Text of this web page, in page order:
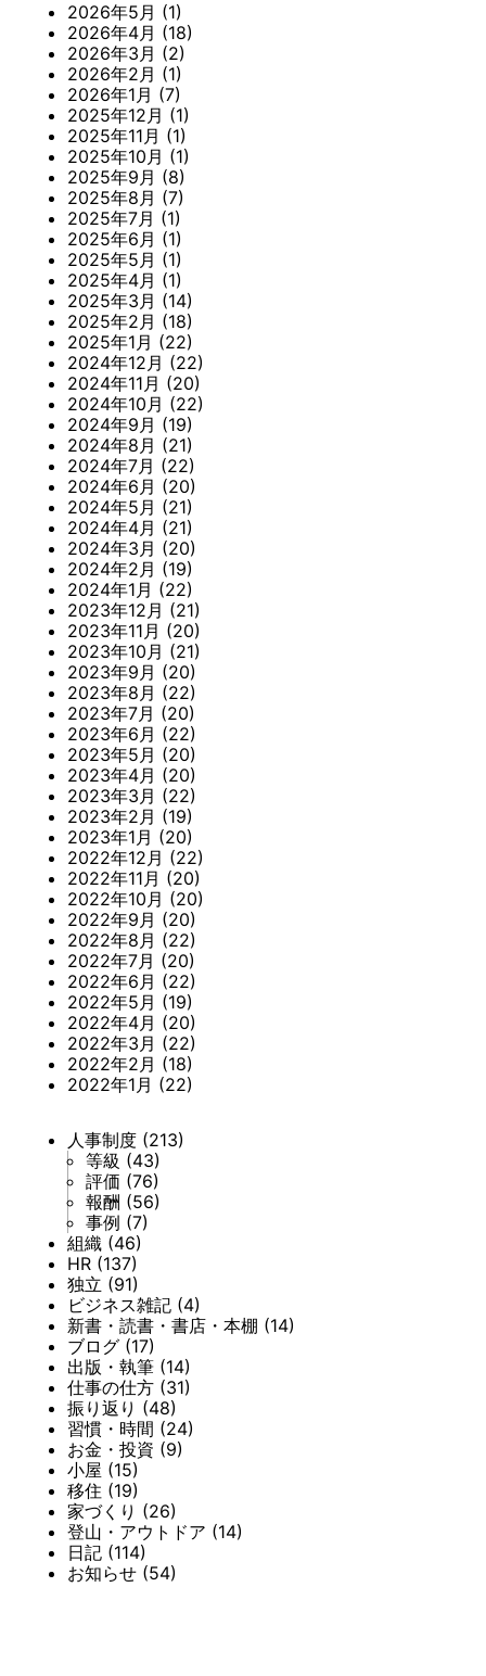
2026年5月 (1)
2026年4月 (18)
2026年3月 (2)
2026年2月 (1)
2026年1月 (7)
2025年12月 (1)
2025年11月 (1)
2025年10月 (1)
2025年9月 (8)
2025年8月 (7)
2025年7月 (1)
2025年6月 (1)
2025年5月 (1)
2025年4月 (1)
2025年3月 (14)
2025年2月 (18)
2025年1月 (22)
2024年12月 (22)
2024年11月 (20)
2024年10月 (22)
2024年9月 (19)
2024年8月 (21)
2024年7月 (22)
2024年6月 (20)
2024年5月 (21)
2024年4月 (21)
2024年3月 (20)
2024年2月 (19)
2024年1月 (22)
2023年12月 (21)
2023年11月 (20)
2023年10月 (21)
2023年9月 (20)
2023年8月 (22)
2023年7月 (20)
2023年6月 (22)
2023年5月 (20)
2023年4月 (20)
2023年3月 (22)
2023年2月 (19)
2023年1月 (20)
2022年12月 (22)
2022年11月 (20)
2022年10月 (20)
2022年9月 (20)
2022年8月 (22)
2022年7月 (20)
2022年6月 (22)
2022年5月 (19)
2022年4月 (20)
2022年3月 (22)
2022年2月 (18)
2022年1月 (22)
人事制度 (213)
等級 (43)
評価 (76)
報酬 (56)
事例 (7)
組織 (46)
HR (137)
独立 (91)
ビジネス雑記 (4)
新書・読書・書店・本棚 (14)
ブログ (17)
出版・執筆 (14)
仕事の仕方 (31)
振り返り (48)
習慣・時間 (24)
お金・投資 (9)
小屋 (15)
移住 (19)
家づくり (26)
登山・アウトドア (14)
日記 (114)
お知らせ (54)